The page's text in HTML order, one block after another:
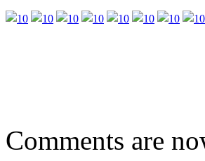
Comments are